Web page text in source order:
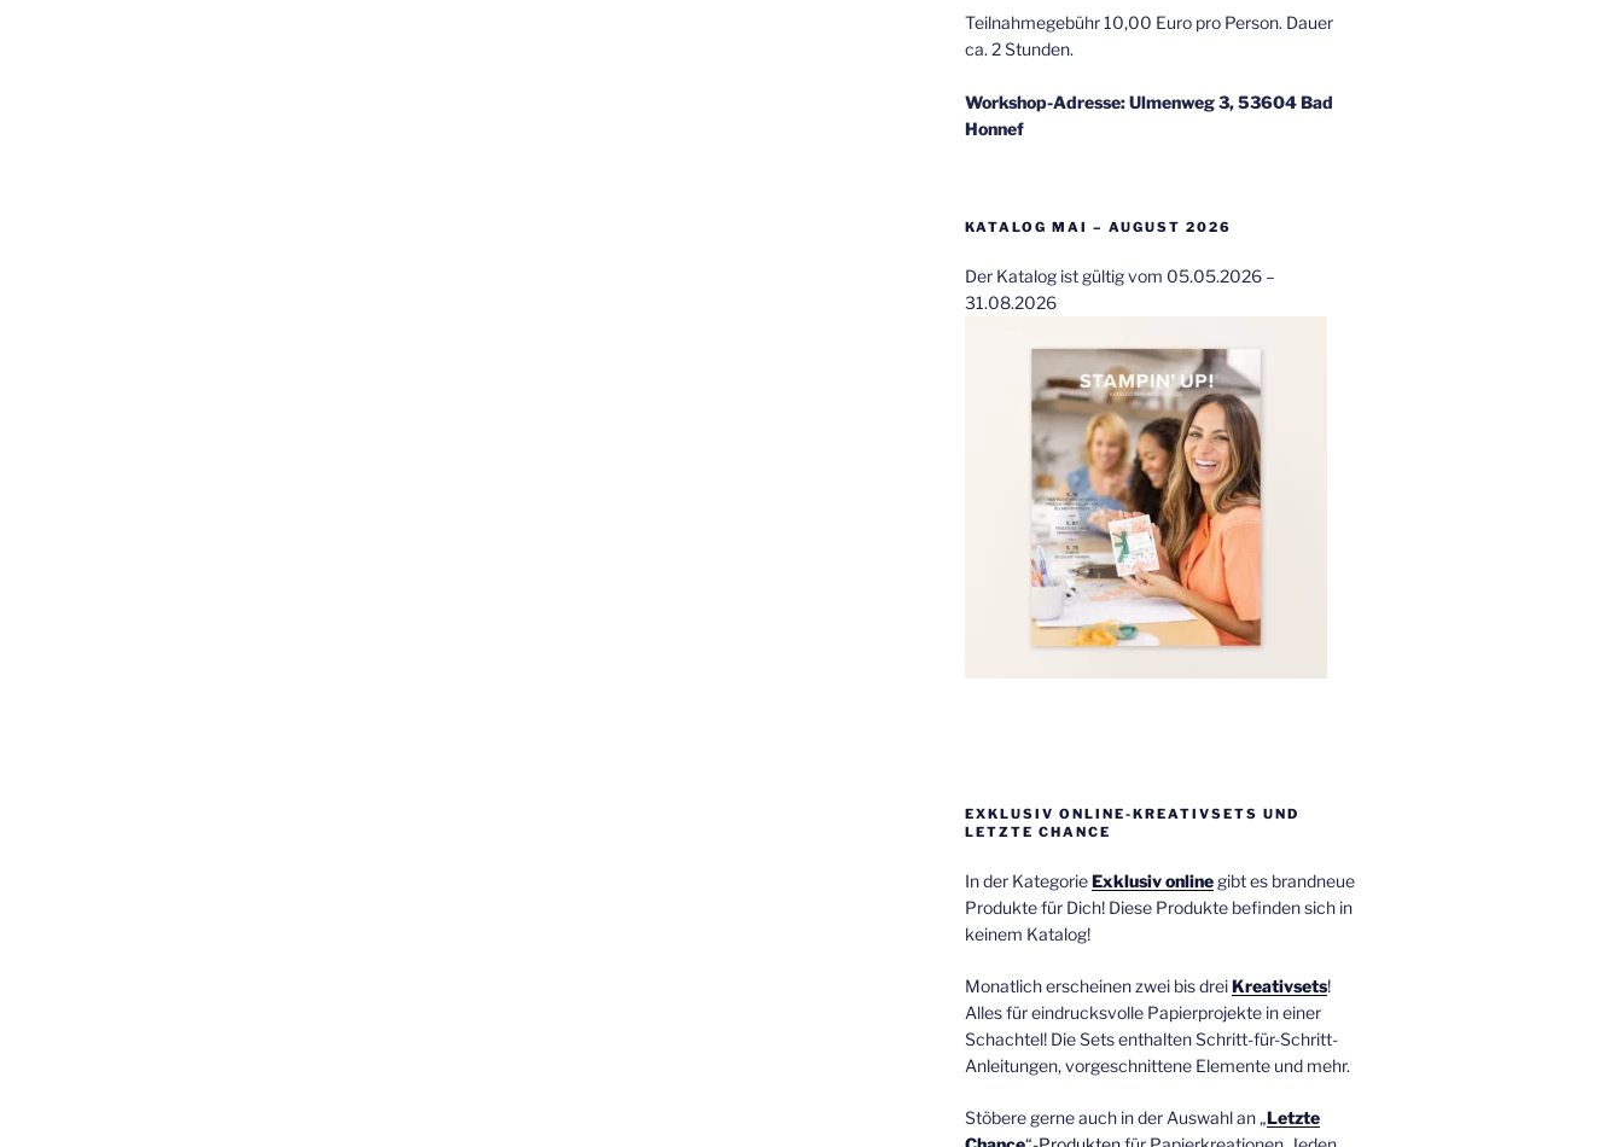
Teilnahmegebühr 10,00 Euro pro Person. Dauer
ca. 2 Stunden.
Workshop-Adresse: Ulmenweg 3, 53604 Bad
Honnef
KATALOG MAI – AUGUST 2026
Der Katalog ist gültig vom 05.05.2026 –
31.08.2026
EXKLUSIV ONLINE-KREATIVSETS UND
LETZTE CHANCE
In der KategorieExklusiv onlinegibt es brandneue
Produkte für Dich! Diese Produkte befinden sich in
keinem Katalog!
Monatlich erscheinen zwei bis drei Kreativsets!
Alles für eindrucksvolle Papierprojekte in einer
Schachtel! Die Sets enthalten Schritt-für-Schritt-
Anleitungen, vorgeschnittene Elemente und mehr.
Stöbere gerne auch in der Auswahl an „Letzte